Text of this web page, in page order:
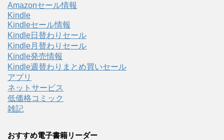
Amazonセール情報
Kindle
Kindleセール情報
Kindle日替わりセール
Kindle月替わりセール
Kindle発売情報
Kindle週替わりまとめ買いセール
アプリ
ネットサービス
低価格コミック
雑記
おすすめ電子書籍リーダー